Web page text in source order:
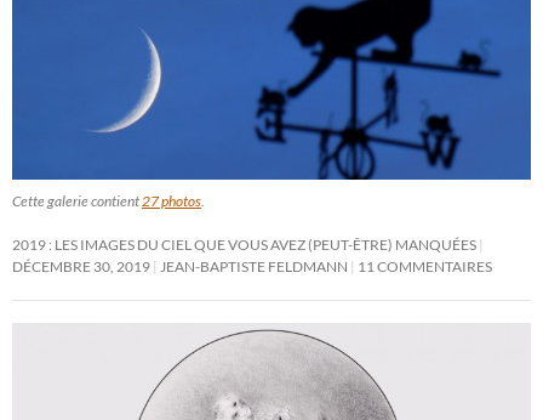
Cette galerie contient27 photos.
2019 : LES IMAGES DU CIEL QUE VOUS AVEZ (PEUT-ÊTRE) MANQUÉES
DÉCEMBRE 30, 2019 JEAN-BAPTISTE FELDMANN 11 COMMENTAIRES